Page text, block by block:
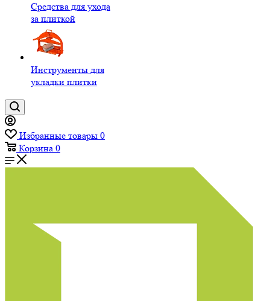
Средства для ухода
за плиткой
Инструменты для
укладки плитки
Избранные товары 0
Корзина 0